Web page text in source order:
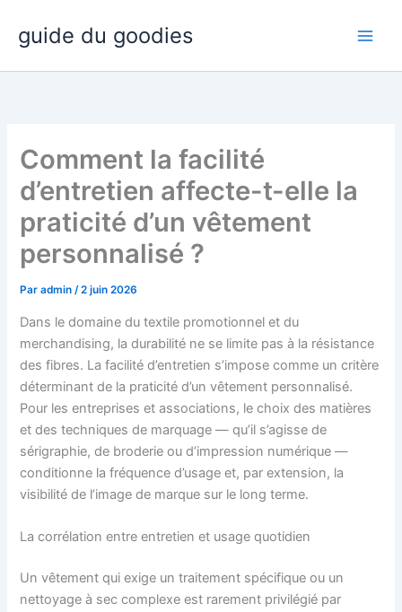
contenu
guide du goodies
Comment la facilité
d’entretien affecte-t-elle la
praticité d’un vêtement
personnalisé ?
Paradmin/2 juin 2026
Dans le domaine du textile promotionnel et du
merchandising, la durabilité ne se limite pas à la résistance
des fibres. La facilité d’entretien s’impose comme un critère
déterminant de la praticité d’un vêtement personnalisé.
Pour les entreprises et associations, le choix des matières
et des techniques de marquage — qu’il s’agisse de
sérigraphie, de broderie ou d’impression numérique —
conditionne la fréquence d’usage et, par extension, la
visibilité de l’image de marque sur le long terme.
La corrélation entre entretien et usage quotidien
Un vêtement qui exige un traitement spécifique ou un
nettoyage à sec complexe est rarement privilégié par